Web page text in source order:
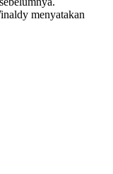
menyatakan